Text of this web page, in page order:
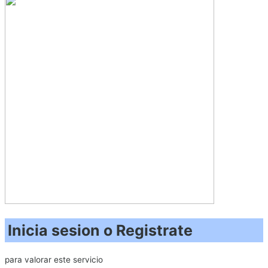
Inicia sesion o Registrate
para valorar este servicio